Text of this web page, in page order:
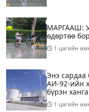
МАРГААШ:
өдөртөө
1 цагийн
Энэ сардаа
АИ-92-ийн
бүрэн
1 цагийн